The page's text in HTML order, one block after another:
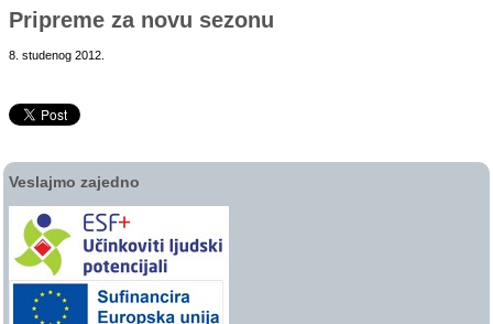
Pripreme za novu sezonu
8. studenog 2012.
Veslajmo zajedno